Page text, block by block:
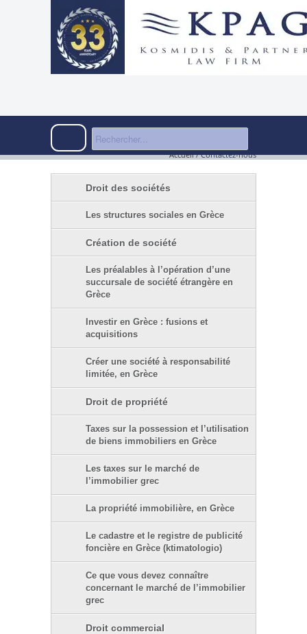
Accueil/Contactez-nous
Droit des sociétés
Les structures sociales en Grèce
Création de société
Les préalables à l’opération d’une
succursale de société étrangère en
Grèce
Investir en Grèce : fusions et
acquisitions
Créer une société à responsabilité
limitée, en Grèce
Droit de propriété
Taxes sur la possession et l’utilisation
de biens immobiliers en Grèce
Les taxes sur le marché de
l’immobilier grec
La propriété immobilière, en Grèce
Le cadastre et le registre de publicité
foncière en Grèce (ktimatologio)
Ce que vous devez connaître
concernant le marché de l’immobilier
grec
Droit commercial